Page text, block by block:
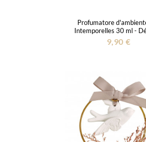
Profumatore
Intemporelles 30 ml -
Verveine
9,90 €